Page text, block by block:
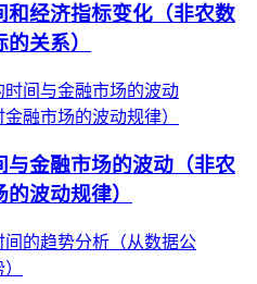
和经济指标变化（非农数
关系）
与金融市场的波动（非农
波动规律）